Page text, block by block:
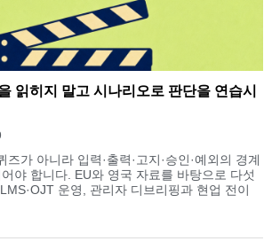
읽히지 말고 시나리오로 판단을 연습시
가 아니라 입력·출력·고지·승인·예외의 경계
야 합니다. EU와 영국 자료를 바탕으로 다섯
운영, 관리자 디브리핑과 현업 전이